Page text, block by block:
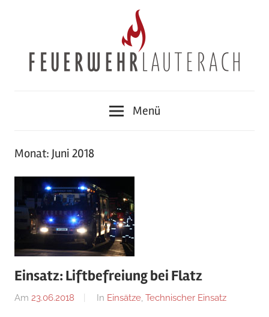
Lauterach
Menü
Monat: Juni 2018
Einsatz: Liftbefreiung bei Flatz
Am 23.06.2018
Von
In Einsätze, Technischer Einsatz